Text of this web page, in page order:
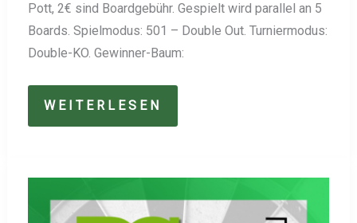
Pott, 2€ sind Boardgebühr. Gespielt wird parallel an 5
Boards. Spielmodus: 501 – Double Out. Turniermodus:
Double-KO. Gewinner-Baum:
OFFENES
STEELDART-
MIT
GELDPREISEN
WEITERLESEN